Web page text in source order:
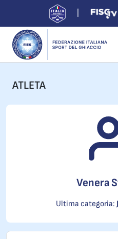
ATLETA
Venera
Ultima categoria: